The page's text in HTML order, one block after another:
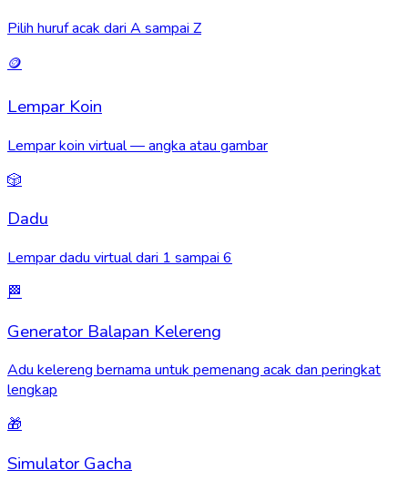
Pilih huruf acak dari A sampai Z
🪙
Lempar Koin
Lempar koin virtual — angka atau gambar
🎲
Dadu
Lempar dadu virtual dari 1 sampai 6
🏁
Generator Balapan Kelereng
Adu kelereng bernama untuk pemenang acak dan peringkat
lengkap
🎁
Simulator Gacha